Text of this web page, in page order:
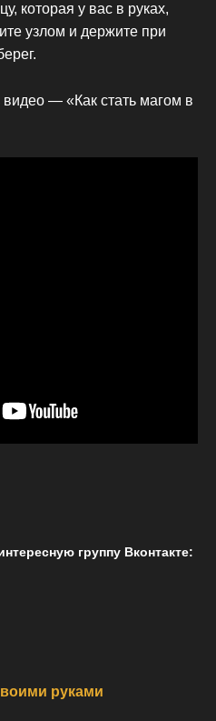
которая у вас в руках,
узлом и держите при
— «Как стать магом в
группу Вконтакте:
руками